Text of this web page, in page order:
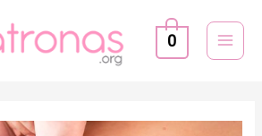
0